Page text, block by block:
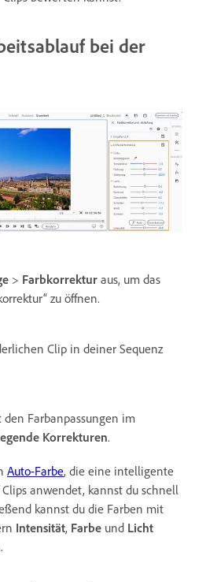
bei der
> Farbkorrektur aus, um das
zu öffnen.
Clip in deiner Sequenz
Farbanpassungen im
Korrekturen.
Auto-Farbe, die eine intelligente
anwendet, kannst du schnell
kannst du die Farben mit
Intensität, Farbe und Licht